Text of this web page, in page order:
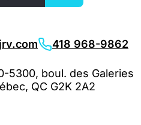
jrv.com 418 968-9862
5300, boul. des Galeries
QC G2K 2A2